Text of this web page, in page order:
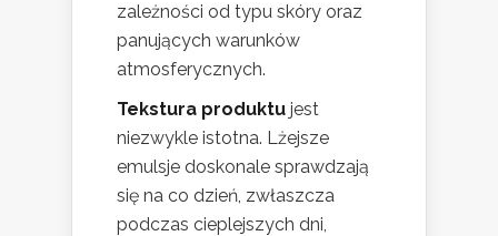
zależności od typu skóry oraz
panujących warunków
atmosferycznych.
Tekstura produktu jest
niezwykle istotna. Lżejsze
emulsje doskonale sprawdzają
się na co dzień, zwłaszcza
podczas cieplejszych dni,